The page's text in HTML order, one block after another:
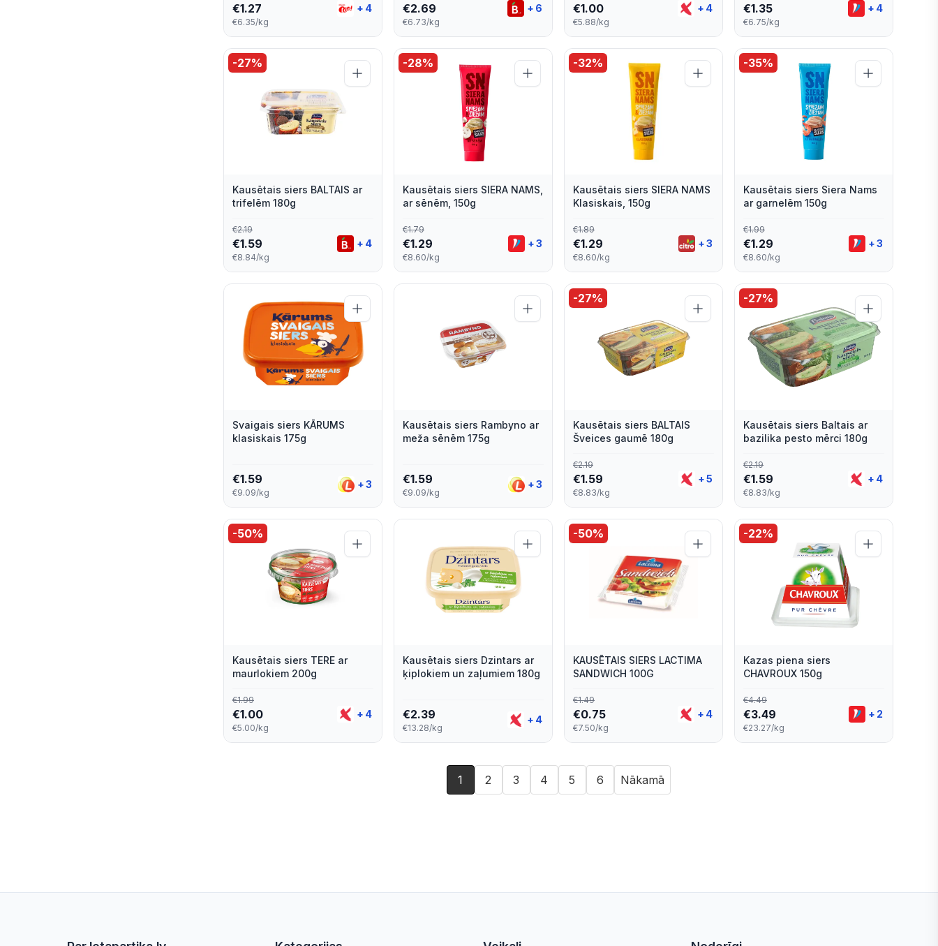
€1.27
€6.35/kg
+ 4 €2.69
€6.73/kg
+ 6 €1.00
€5.88/kg
+ 4 €1.35
€6.75/kg
+ 4
-27%
Kausētais siers BALTAIS ar
trifelēm 180g
€2.19
€1.59
€8.84/kg
+ 4
-28%
Kausētais siers SIERA NAMS,
ar sēnēm, 150g
€1.79
€1.29
€8.60/kg
+3
-32%
Kausētais siers SIERA NAMS
Klasiskais, 150g
€1.89
€1.29
€8.60/kg
+3
-35%
Kausētais siers Siera Nams
ar garnelēm 150g
€1.99
€1.29
€8.60/kg
+3
Svaigais siers KĀRUMS
klasiskais 175g
€1.59
€9.09/kg
+3
Kausētais siers Rambyno ar
meža sēnēm 175g
€1.59
€9.09/kg
+3
-27%
Kausētais siers BALTAIS
Šveices gaumē 180g
€2.19
€1.59
€8.83/kg
+5
-27%
Kausētais siers Baltais ar
bazilika pesto mērci 180g
€2.19
€1.59
€8.83/kg
+ 4
-50%
Kausētais siers TERE ar
maurlokiem 200g
€1.99
€1.00
€5.00/kg
+ 4
Kausētais siers Dzintars ar
ķiplokiem un zaļumiem 180g
€2.39
€13.28/kg
+ 4
-50%
KAUSĒTAIS SIERS LACTIMA
SANDWICH 100G
€1.49
€0.75
€7.50/kg
+ 4
-22%
Kazas piena siers
CHAVROUX 150g
€4.49
€3.49
€23.27/kg
+ 2
1 2 3 4 5 6 Nākamā